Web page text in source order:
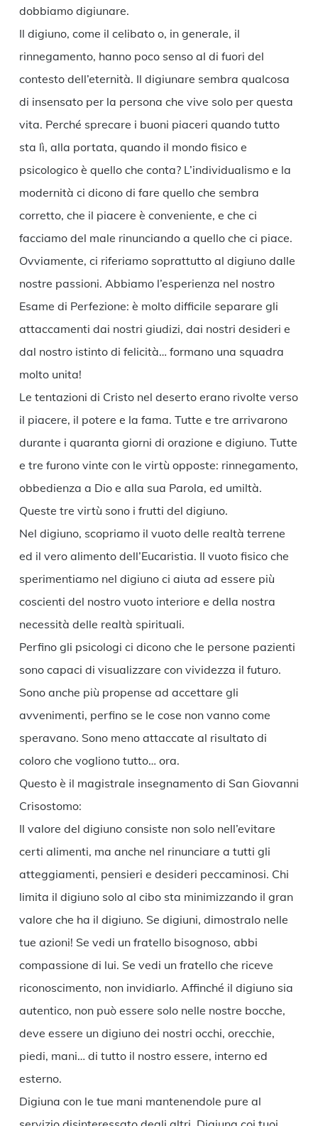
dobbiamo digiunare.
Il digiuno, come il celibato o, in generale, il
rinnegamento, hanno poco senso al di fuori del
contesto dell’eternità. Il digiunare sembra qualcosa
di insensato per la persona che vive solo per questa
vita. Perché sprecare i buoni piaceri quando tutto
sta lì, alla portata, quando il mondo fisico e
psicologico è quello che conta? L’individualismo e la
modernità ci dicono di fare quello che sembra
corretto, che il piacere è conveniente, e che ci
facciamo del male rinunciando a quello che ci piace.
Ovviamente, ci riferiamo soprattutto al digiuno dalle
nostre passioni. Abbiamo l’esperienza nel nostro
Esame di Perfezione: è molto difficile separare gli
attaccamenti dai nostri giudizi, dai nostri desideri e
dal nostro istinto di felicità… formano una squadra
molto unita!
Le tentazioni di Cristo nel deserto erano rivolte verso
il piacere, il potere e la fama. Tutte e tre arrivarono
durante i quaranta giorni di orazione e digiuno. Tutte
e tre furono vinte con le virtù opposte: rinnegamento,
obbedienza a Dio e alla sua Parola, ed umiltà.
Queste tre virtù sono i frutti del digiuno.
Nel digiuno, scopriamo il vuoto delle realtà terrene
ed il vero alimento dell’Eucaristia. Il vuoto fisico che
sperimentiamo nel digiuno ci aiuta ad essere più
coscienti del nostro vuoto interiore e della nostra
necessità delle realtà spirituali.
Perfino gli psicologi ci dicono che le persone pazienti
sono capaci di visualizzare con vividezza il futuro.
Sono anche più propense ad accettare gli
avvenimenti, perfino se le cose non vanno come
speravano. Sono meno attaccate al risultato di
coloro che vogliono tutto… ora.
Questo è il magistrale insegnamento di San Giovanni
Crisostomo:
Il valore del digiuno consiste non solo nell’evitare
certi alimenti, ma anche nel rinunciare a tutti gli
atteggiamenti, pensieri e desideri peccaminosi. Chi
limita il digiuno solo al cibo sta minimizzando il gran
valore che ha il digiuno. Se digiuni, dimostralo nelle
tue azioni! Se vedi un fratello bisognoso, abbi
compassione di lui. Se vedi un fratello che riceve
riconoscimento, non invidiarlo. Affinché il digiuno sia
autentico, non può essere solo nelle nostre bocche,
deve essere un digiuno dei nostri occhi, orecchie,
piedi, mani… di tutto il nostro essere, interno ed
esterno.
Digiuna con le tue mani mantenendole pure al